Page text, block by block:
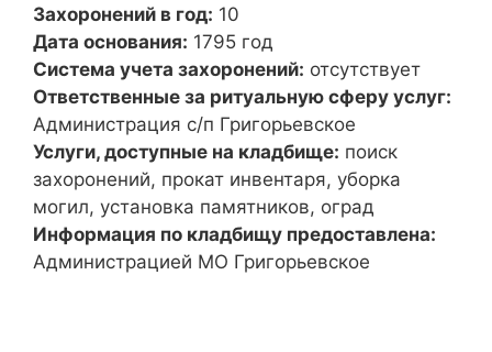
Захоронений в год: 10
Дата основания: 1795 год
Система учета захоронений: отсутствует
Ответственные за ритуальную сферу услуг:
Администрация с/п Григорьевское
Услуги, доступные на кладбище: поиск
захоронений, прокат инвентаря, уборка
могил, установка памятников, оград
Информация по кладбищу предоставлена:
Администрацией МО Григорьевское